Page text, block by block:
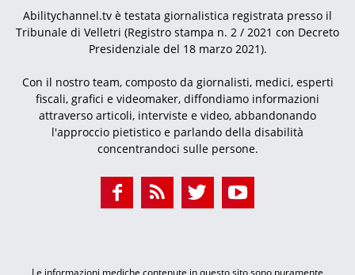
Abilitychannel.tv è testata giornalistica registrata presso il
Tribunale di Velletri (Registro stampa n. 2 / 2021 con Decreto
Presidenziale del 18 marzo 2021).
Con il nostro team, composto da giornalisti, medici, esperti
fiscali, grafici e videomaker, diffondiamo informazioni
attraverso articoli, interviste e video, abbandonando
l'approccio pietistico e parlando della disabilità
concentrandoci sulle persone.